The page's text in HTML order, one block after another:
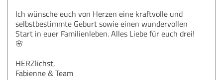
Ich wünsche euch von Herzen eine kraftvolle und
selbstbestimmte Geburt sowie einen wundervollen
Start in euer Familienleben. Alles Liebe für euch drei!
🌸
HERZlichst,
Fabienne & Team